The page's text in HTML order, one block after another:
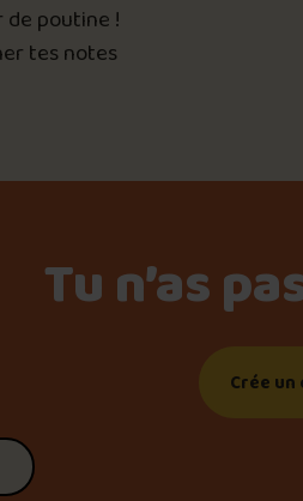
Le palmarès d’Olivier
de poutine !
tes notes
Tu n’as
Crée